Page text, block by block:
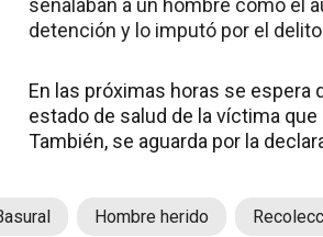
detención y lo imputó por el
En las próximas horas se
estado de salud de la víctima
También, se aguarda por la
Hombre herido